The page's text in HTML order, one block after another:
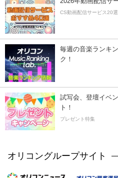
CS動画配信サービス20選
毎週の音楽ランキ
ク！
試写会、登壇イベ
ト！
プレゼント特集
オリコングループサイト